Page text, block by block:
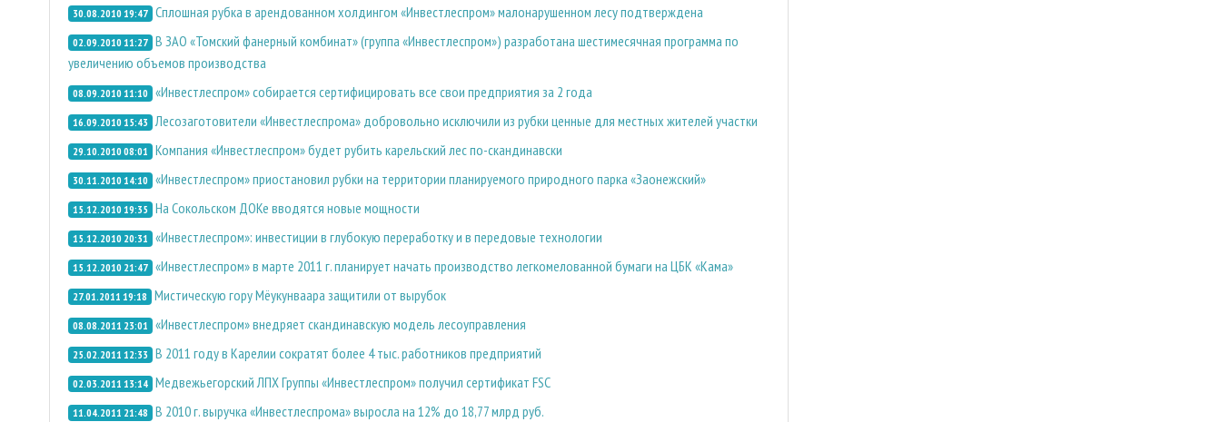
30.08.2010 19:47 Сплошная рубка в арендованном холдингом «Инвестлеспром» малонарушенном лесу подтверждена
02.09.2010 11:27 В ЗАО «Томский фанерный комбинат» (группа «Инвестлеспром») разработана шестимесячная программа по
увеличению объемов производства
08.09.2010 11:10 «Инвестлеспром» собирается сертифицировать все свои предприятия за 2 года
16.09.2010 15:43 Лесозаготовители «Инвестлеспрома» добровольно исключили из рубки ценные для местных жителей участки
29.10.2010 08:01 Компания «Инвестлеспром» будет рубить карельский лес по-скандинавски
30.11.2010 14:10 «Инвестлеспром» приостановил рубки на территории планируемого природного парка «Заонежский»
15.12.2010 19:35 На Сокольском ДОКе вводятся новые мощности
15.12.2010 20:31 «Инвестлеспром»: инвестиции в глубокую переработку и в передовые технологии
15.12.2010 21:47 «Инвестлеспром» в марте 2011 г. планирует начать производство легкомелованной бумаги на ЦБК «Кама»
27.01.2011 19:18 Мистическую гору Мёукунваара защитили от вырубок
08.08.2011 23:01 «Инвестлеспром» внедряет скандинавскую модель лесоуправления
25.02.2011 12:33 В 2011 году в Карелии сократят более 4 тыс. работников предприятий
02.03.2011 13:14 Медвежьегорский ЛПХ Группы «Инвестлеспром» получил сертификат FSC
11.04.2011 21:48 В 2010 г. выручка «Инвестлеспрома» выросла на 12% до 18,77 млрд руб.